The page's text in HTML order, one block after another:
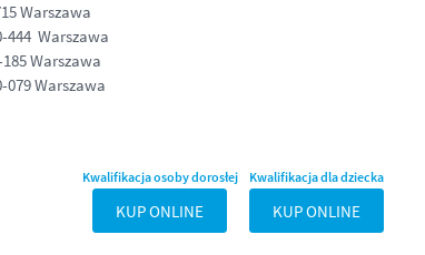
Warszawa
444 Warszawa
Warszawa
079 Warszawa
Kwalifikacja osoby dorosłej
KUP ONLINE
Kwalifikacja dla dziecka
KUP ONLINE